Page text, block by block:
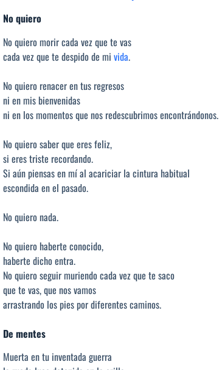
No quiero
No quiero morir cada vez que te vas
cada vez que te despido de mi vida.
No quiero renacer en tus regresos
ni en mis bienvenidas
ni en los momentos que nos redescubrimos encontrándonos.
No quiero saber que eres feliz,
si eres triste recordando.
Si aún piensas en mí al acariciar la cintura habitual
escondida en el pasado.
No quiero nada.
No quiero haberte conocido,
haberte dicho entra.
No quiero seguir muriendo cada vez que te saco
que te vas, que nos vamos
arrastrando los pies por diferentes caminos.
De mentes
Muerta en tu inventada guerra